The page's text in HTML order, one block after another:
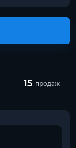
15 продаж